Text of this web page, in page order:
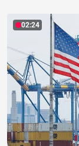
02:24